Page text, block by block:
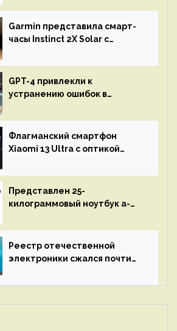
Garmin представила смарт-
часы Instinct 2X Solar с
GPT-4 привлекли к
устранению ошибок в
остановится до полного
восстановления кода и
объяснит, что пошло не так
Флагманский смартфон
Xiaomi 13 Ultra с оптикой
представят 18 апреля
Представлен 25-
килограммовый ноутбук a-
до 3 Тбайт DDR5 и шесть
дисплеев
Реестр отечественной
электроники сжался почти